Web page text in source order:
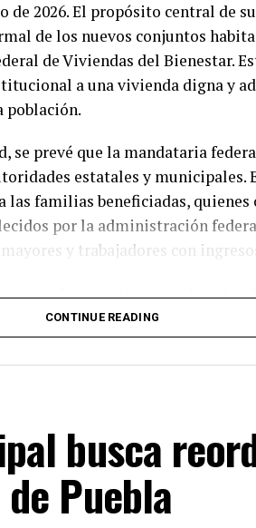
de 2026. El propósito central de
de los nuevos conjuntos
de Viviendas del Bienestar.
a una vivienda digna y
población.
se prevé que la mandataria
estatales y municipales.
las familias beneficiadas,
por la administración
y trabajadores con
cuentan con
comunes diseñadas para
incorporan criterios de
con las metas de desarrollo
sexenio.
federal reitera su compromiso de
de la inversión pública en
sobre este programa de
cobertura de Urbano Puebla.
CONTINUE READING
busca
Puebla